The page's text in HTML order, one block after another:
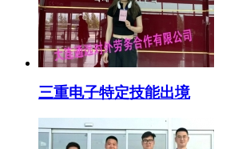
三重电子特定技能出境